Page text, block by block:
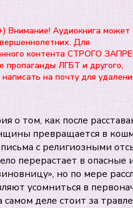
Внимание! Аудиокнига может
Для
контента СТРОГО
пропаганды ЛГБТ и другого,
на почту для
о том, как после
превращается в
с религиозными
перерастает в
но по мере
усомниться в
самом деле стоит за